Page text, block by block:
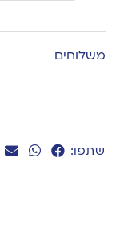
שתפו:
to
wishlist
משלוחים